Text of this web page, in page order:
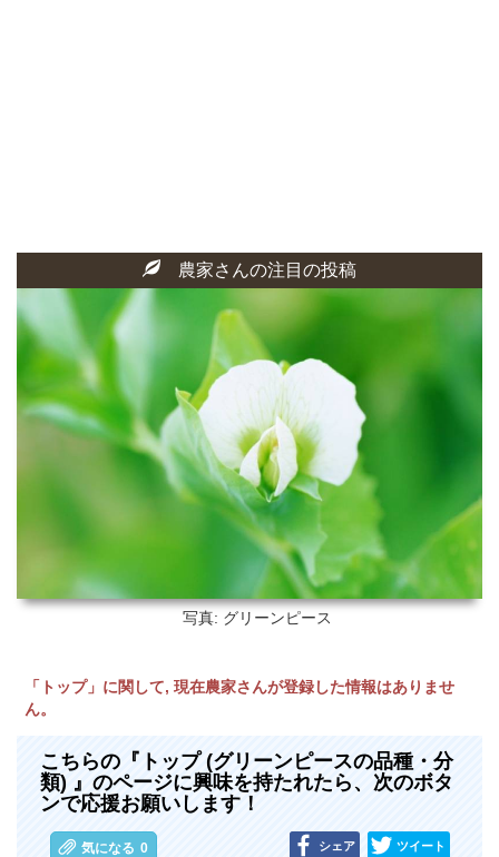
農家さんの注目の投稿
写真: グリーンピース
「トップ」に関して, 現在農家さんが登録した情報はありませ
ん。
こちらの『トップ (グリーンピースの品種・分
類) 』のページに興味を持たれたら、次のボタ
ンで応援お願いします！
気になる 0 シェア ツイート